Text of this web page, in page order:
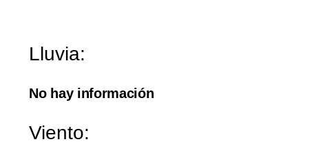
Lluvia:
No hay información
Viento: